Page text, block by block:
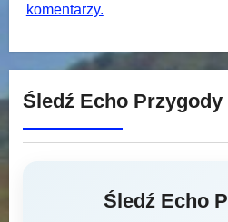
komentarzy.
Śledź Echo Przygody
Śledź Echo